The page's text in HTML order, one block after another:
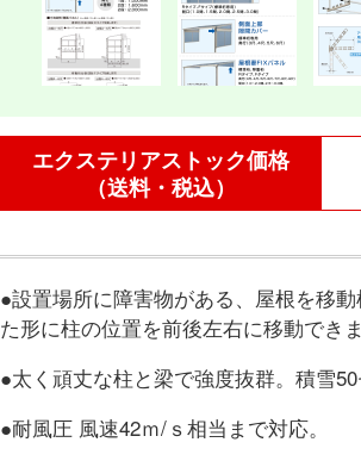
エクステリアストック価格
（送料・税込）
●設置場所に障害物がある、屋根を移
た形に柱の位置を前後左右に移動できま
●太く頑丈な柱と梁で強度抜群。積雪50
●耐風圧 風速42ｍ/ｓ相当まで対応。